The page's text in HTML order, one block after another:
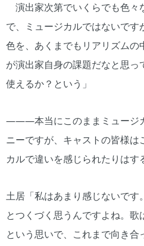
演出家次第でいくらでも色々
で、ミュージカルではないで
色を、あくまでもリアリズム
が演出家自身の課題だなと思っ
使えるか？という」
―――本当にこのままミュージ
ニーですが、キャストの皆様
カルで違いを感じられたりはす
土居「私はあまり感じないです
とつくづく思うんですよね。
という思いで、これまで向き